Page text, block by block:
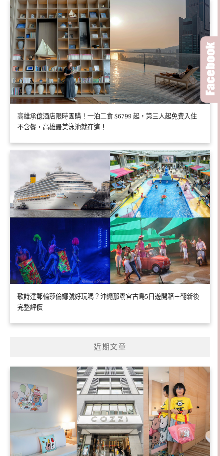
高雄承億酒店限時團購！一泊二食 $6799 起，第三人起免費入住
不含餐，高雄最美泳池就在這！
歌詩達郵輪莎倫娜號好玩嗎？沖繩那霸宮古島5日遊開箱＋翻新後
完整評價
近期文章